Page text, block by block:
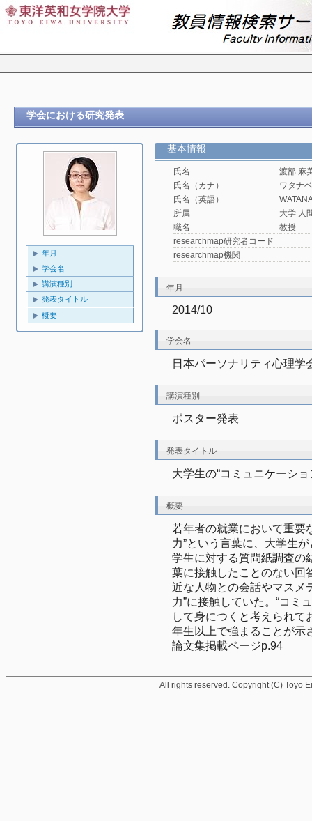
学会における研究発表
年月
学会名
講演種別
発表タイトル
概要
基本情報
氏名
渡部 麻
氏名（カナ）
ワタナ
氏名（英語）
所属
大学 人
職名
教授
researchmap研究者コード
researchmap機関
年月
2014/10
学会名
日本パーソナリティ心理学
講演種別
ポスター発表
発表タイトル
大学生の“コミュニケーシ
概要
若年者の就業において重要
力”という言葉に、大学生
学生に対する質問紙調査の
葉に接触したことのない回
近な人物との会話やマスメ
力”に接触していた。“コミ
して身につくと考えられて
年生以上で強まることが示
論文集掲載ページp.94